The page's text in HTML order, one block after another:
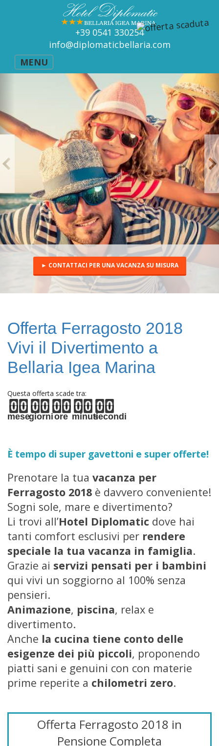
+39 0541 330254
info@diplomaticbellaria.com
MENU
► CONTATTACI PER UNA VACANZA SU MISURA
Offerta Ferragosto 2018
Vivi il Divertimento a
Bellaria Igea Marina
Questa offerta scade tra:
mesegiorniore minutisecondi
È tempo di super gavettoni e super offerte!
Prenotare la tua vacanza per
Ferragosto 2018 è davvero conveniente!
Sogni sole, mare e divertimento?
Li trovi all’Hotel Diplomatic dove hai
tanti comfort esclusivi per rendere
speciale la tua vacanza in famiglia.
Grazie ai servizi pensati per i bambini
qui vivi un soggiorno al 100% senza
pensieri.
Animazione, piscina, relax e
divertimento.
Anche la cucina tiene conto delle
esigenze dei più piccoli, proponendo
piatti sani e genuini con con materie
prime reperite a chilometri zero.
Offerta Ferragosto 2018 in
Pensione Completa